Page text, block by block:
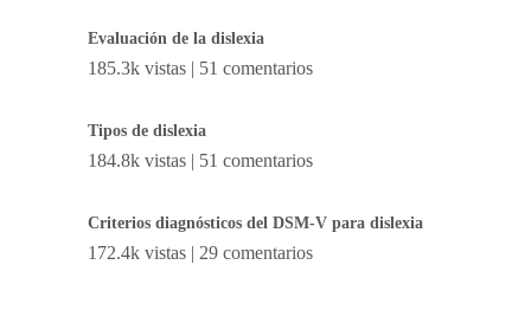
Evaluación de la dislexia
185.3k vistas | 51 comentarios
Tipos de dislexia
184.8k vistas | 51 comentarios
Criterios diagnósticos del DSM-V para dislexia
172.4k vistas | 29 comentarios